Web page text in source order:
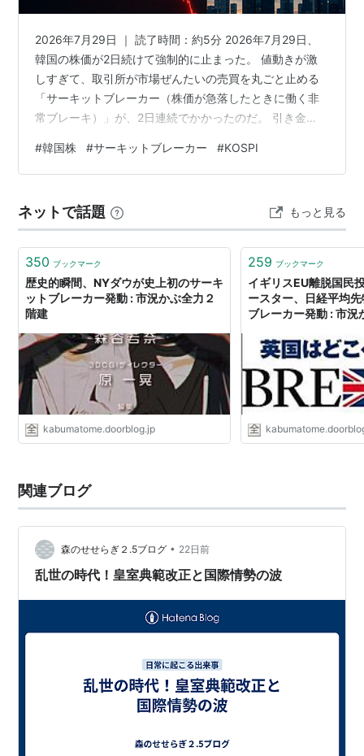
2026年7月29日 ｜ 読了時間：約5分 2026年7月29日、
韓国の株価が2日続けて強制的に止まった。 値動きが激
しすぎて、取引所が市場ぜんたいの売買を丸ごと止める
「サーキットブレーカー（株価が急落したときに働く非
常ブレーキ）」が、2日連続でかかったのだ。 引き金
も、有価証券市場でこのブレーキが2営業日続けて発動し
たのは、 制度が始まって以来はじめて だった。 直前ま
されている。 その最強だったはずの市場が、なぜ一番激
しく止まったのか。 この記事でわかること 韓国株が2日
連続で止まった7月2…
#韓国株 #サーキットブレーカー #KOSPI
ネットで話題 もっと見る
350 ブックマーク
歴史的瞬間、NYダウが史上初のサーキ
ットブレーカー発動 : 市況かぶ全力２
階建
kabumatome.doorblog.jp
259 ブックマーク
イギリスEU離脱国民
ースター、日経平均
ブレーカー発動 : 市況
関連ブログ
森のせせらぎ２.5ブログ • 22日前
乱世の時代！皇室典範改正と国際情勢の波